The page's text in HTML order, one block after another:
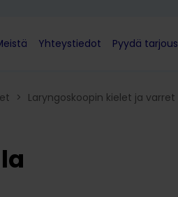
Yhteystiedot Pyydä tarjous
> Laryngoskoopin kielet ja varret